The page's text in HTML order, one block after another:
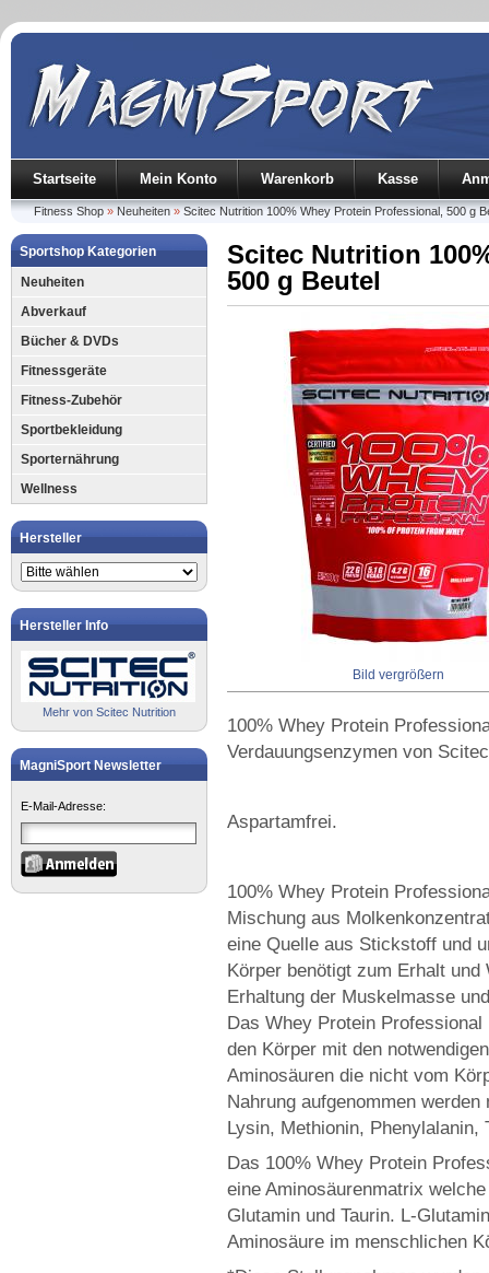
Startseite Mein Konto Warenkorb Kasse
Fitness Shop»Neuheiten»Scitec Nutrition 100% Whey Protein Professional, 500 g
Sportshop Kategorien
Neuheiten
Abverkauf
Bücher & DVDs
Fitnessgeräte
Fitness-Zubehör
Sportbekleidung
Sporternährung
Wellness
Hersteller
Hersteller Info
Mehr von Scitec Nutrition
MagniSport Newsletter
E-Mail-Adresse:
Scitec Nutrition
500 g Beutel
Bild vergrößern
100% Whey Protein
Verdauungsenzymen von
Aspartamfrei.
100% Whey Protein
Mischung aus
eine Quelle aus Stickstoff und
Körper benötigt zum Erhalt
Erhaltung der Muskelmasse
Das Whey Protein
den Körper mit den
Aminosäuren die nicht vom
Nahrung aufgenommen
Lysin, Methionin, Phenylalanin,
Das 100% Whey Protein
eine Aminosäurenmatrix
Glutamin und Taurin. L-
Aminosäure im menschlichen